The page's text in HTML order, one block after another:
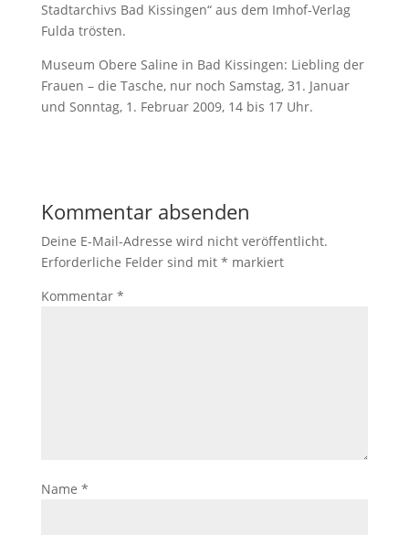
Stadtarchivs Bad Kissingen“ aus dem Imhof-Verlag
Fulda trösten.
Museum Obere Saline in Bad Kissingen: Liebling der
Frauen – die Tasche, nur noch Samstag, 31. Januar
und Sonntag, 1. Februar 2009, 14 bis 17 Uhr.
Kommentar absenden
Deine E-Mail-Adresse wird nicht veröffentlicht.
Erforderliche Felder sind mit * markiert
Kommentar *
Name *